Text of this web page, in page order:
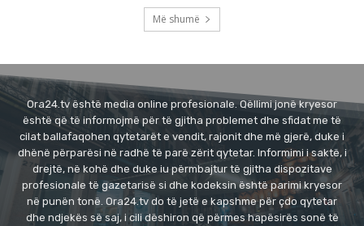
Më shumë
Ora24.tv është media online profesionale. Qëllimi jonë kryesor
është që të informojmë për të gjitha problemet dhe sfidat me të
cilat ballafaqohen qytetarët e vendit, rajonit dhe më gjerë, duke i
dhënë përparësi në radhë të parë zërit qytetar. Informimi i saktë, i
drejtë, në kohë dhe duke iu përmbajtur të gjitha dispozitave
profesionale të gazetarisë si dhe kodeksin është parimi kryesor
në punën tonë. Ora24.tv do të jetë e kapshme për çdo qytetar
dhe ndjekës së saj, i cili dëshiron që përmes hapësirës sonë të